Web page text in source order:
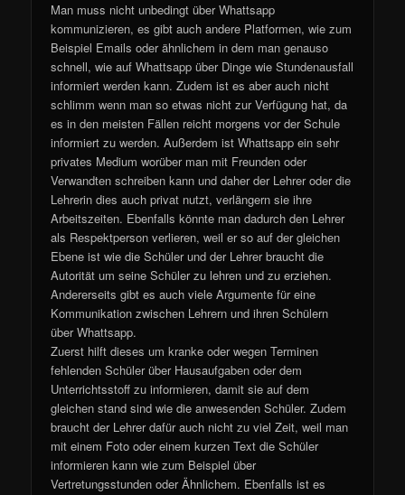
Man muss nicht unbedingt über Whattsapp
kommunizieren, es gibt auch andere Platformen, wie zum
Beispiel Emails oder ähnlichem in dem man genauso
schnell, wie auf Whattsapp über Dinge wie Stundenausfall
informiert werden kann. Zudem ist es aber auch nicht
schlimm wenn man so etwas nicht zur Verfügung hat, da
es in den meisten Fällen reicht morgens vor der Schule
informiert zu werden. Außerdem ist Whattsapp ein sehr
privates Medium worüber man mit Freunden oder
Verwandten schreiben kann und daher der Lehrer oder die
Lehrerin dies auch privat nutzt, verlängern sie ihre
Arbeitszeiten. Ebenfalls könnte man dadurch den Lehrer
als Respektperson verlieren, weil er so auf der gleichen
Ebene ist wie die Schüler und der Lehrer braucht die
Autorität um seine Schüler zu lehren und zu erziehen.
Andererseits gibt es auch viele Argumente für eine
Kommunikation zwischen Lehrern und ihren Schülern
über Whattsapp.
Zuerst hilft dieses um kranke oder wegen Terminen
fehlenden Schüler über Hausaufgaben oder dem
Unterrichtsstoff zu informieren, damit sie auf dem
gleichen stand sind wie die anwesenden Schüler. Zudem
braucht der Lehrer dafür auch nicht zu viel Zeit, weil man
mit einem Foto oder einem kurzen Text die Schüler
informieren kann wie zum Beispiel über
Vertretungsstunden oder Ähnlichem. Ebenfalls ist es